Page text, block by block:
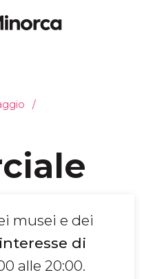
musei e dei
di
alle 20:00.